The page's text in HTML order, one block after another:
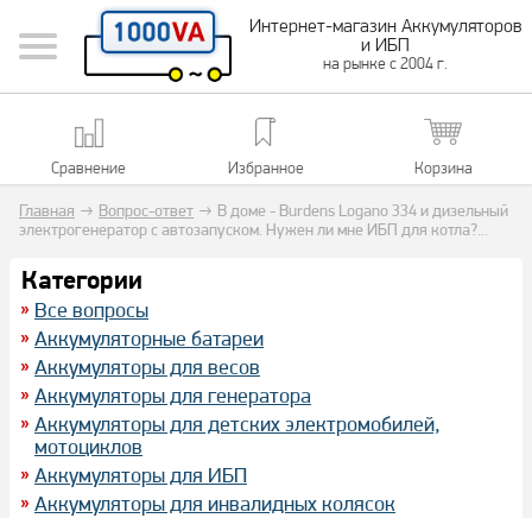
Интернет-магазин Аккумуляторов
и ИБП
на рынке с 2004 г.
Сравнение Избранное Корзина
Главная → Вопрос-ответ → В доме - Burdens Logano 334 и дизельный
электрогенератор с автозапуском. Нужен ли мне ИБП для котла?...
Категории
Все вопросы
Аккумуляторные батареи
Аккумуляторы для весов
Аккумуляторы для генератора
Аккумуляторы для детских электромобилей,
мотоциклов
Аккумуляторы для ИБП
Аккумуляторы для инвалидных колясок